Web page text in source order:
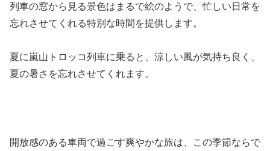
列車の窓から見る景色はまるで絵のようで、忙しい日常を
忘れさせてくれる特別な時間を提供します。
夏に嵐山トロッコ列車に乗ると、涼しい風が気持ち良く、
夏の暑さを忘れさせてくれます。
開放感のある車両で過ごす爽やかな旅は、この季節ならで